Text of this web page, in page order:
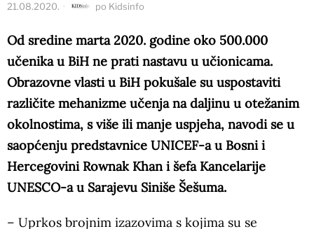
21.08.2020. po Kidsinfo
Od sredine marta 2020. godine oko 500.000
učenika u BiH ne prati nastavu u učionicama.
Obrazovne vlasti u BiH pokušale su uspostaviti
različite mehanizme učenja na daljinu u otežanim
okolnostima, s više ili manje uspjeha, navodi se u
saopćenju predstavnice UNICEF-a u Bosni i
Hercegovini Rownak Khan i šefa Kancelarije
UNESCO-a u Sarajevu Siniše Šešuma.
– Uprkos brojnim izazovima s kojima su se